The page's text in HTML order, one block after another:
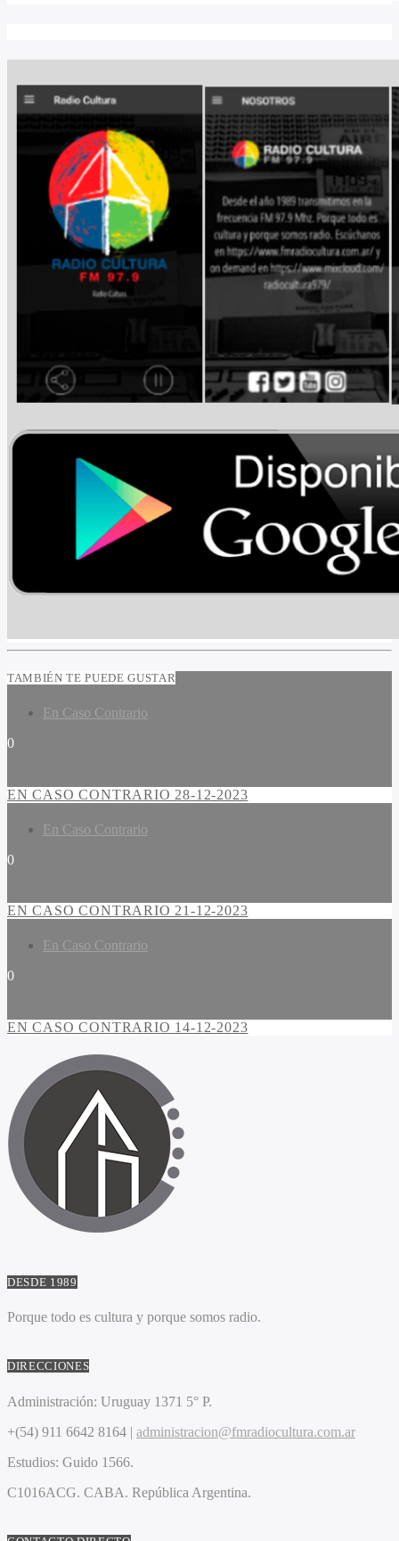
TAMBIÉN TE PUEDE GUSTAR
En Caso Contrario
0
EN CASO CONTRARIO 28-12-2023
En Caso Contrario
0
EN CASO CONTRARIO 21-12-2023
En Caso Contrario
0
EN CASO CONTRARIO 14-12-2023
DESDE 1989
Porque todo es cultura y porque somos radio.
DIRECCIONES
Administración: Uruguay 1371 5° P.
+(54) 911 6642 8164 | administracion@fmradiocultura.com.ar
Estudios: Guido 1566.
C1016ACG. CABA. República Argentina.